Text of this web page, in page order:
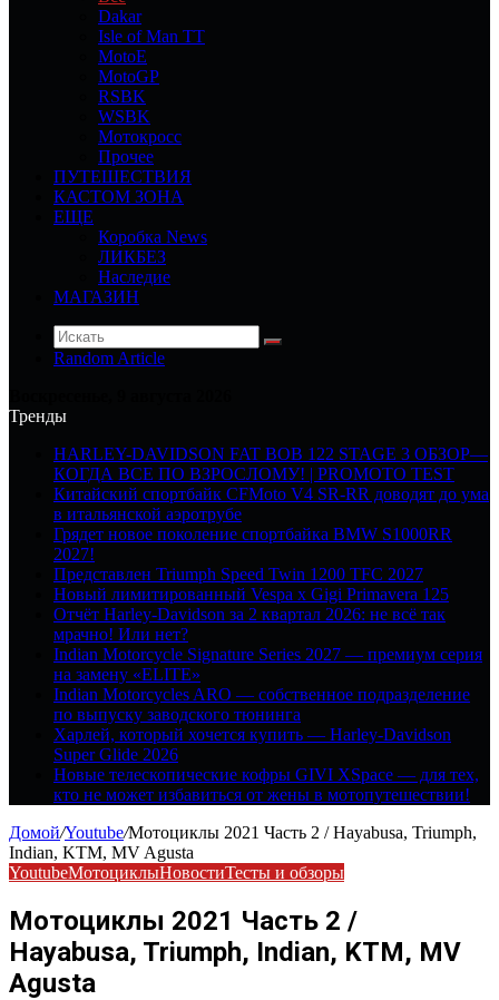
Dakar
Isle of Man TT
MotoE
MotoGP
RSBK
WSBK
Мотокросс
Прочее
ПУТЕШЕСТВИЯ
КАСТОМ ЗОНА
ЕЩЕ
Коробка News
ЛИКБЕЗ
Наследие
МАГАЗИН
Random Article
Тренды
HARLEY-DAVIDSON FAT BOB 122 STAGE 3 ОБЗОР—
КОГДА ВСЕ ПО ВЗРОСЛОМУ! | PROMOTO TEST
Китайский спортбайк CFMoto V4 SR-RR доводят до ума
в итальянской аэротрубе
Грядет новое поколение спортбайка BMW S1000RR
2027!
Представлен Triumph Speed Twin 1200 TFC 2027
Новый лимитированный Vespa x Gigi Primavera 125
Отчёт Harley-Davidson за 2 квартал 2026: не всё так
мрачно! Или нет?
Indian Motorcycle Signature Series 2027 — премиум серия
на замену «ELITE»
Indian Motorcycles ARO — собственное подразделение
по выпуску заводского тюнинга
Харлей, который хочется купить — Harley-Davidson
Super Glide 2026
Новые телескопические кофры GIVI XSpace — для тех,
кто не может избавиться от жены в мотопутешествии!
Домой/Youtube/Мотоциклы 2021 Часть 2 / Hayabusa, Triumph,
Indian, KTM, MV Agusta
YoutubeМотоциклыНовостиТесты и обзоры
Мотоциклы 2021 Часть 2 /
Hayabusa, Triumph, Indian, KTM, MV
Agusta